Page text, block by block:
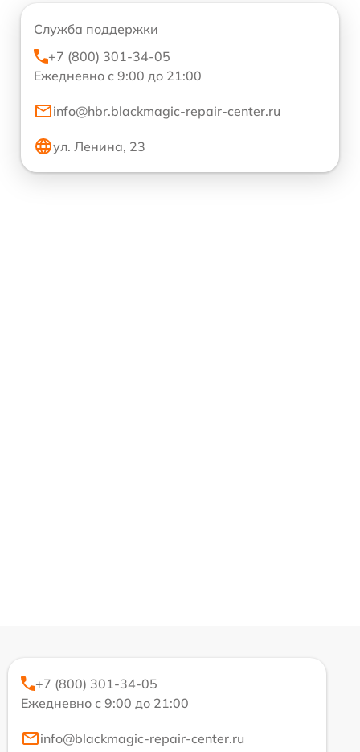
Служба поддержки
+7 (800) 301-34-05
Ежедневно с 9:00 до 21:00
info@hbr.blackmagic-repair-center.ru
ул. Ленина, 23
+7 (800) 301-34-05
Ежедневно с 9:00 до 21:00
info@blackmagic-repair-center.ru